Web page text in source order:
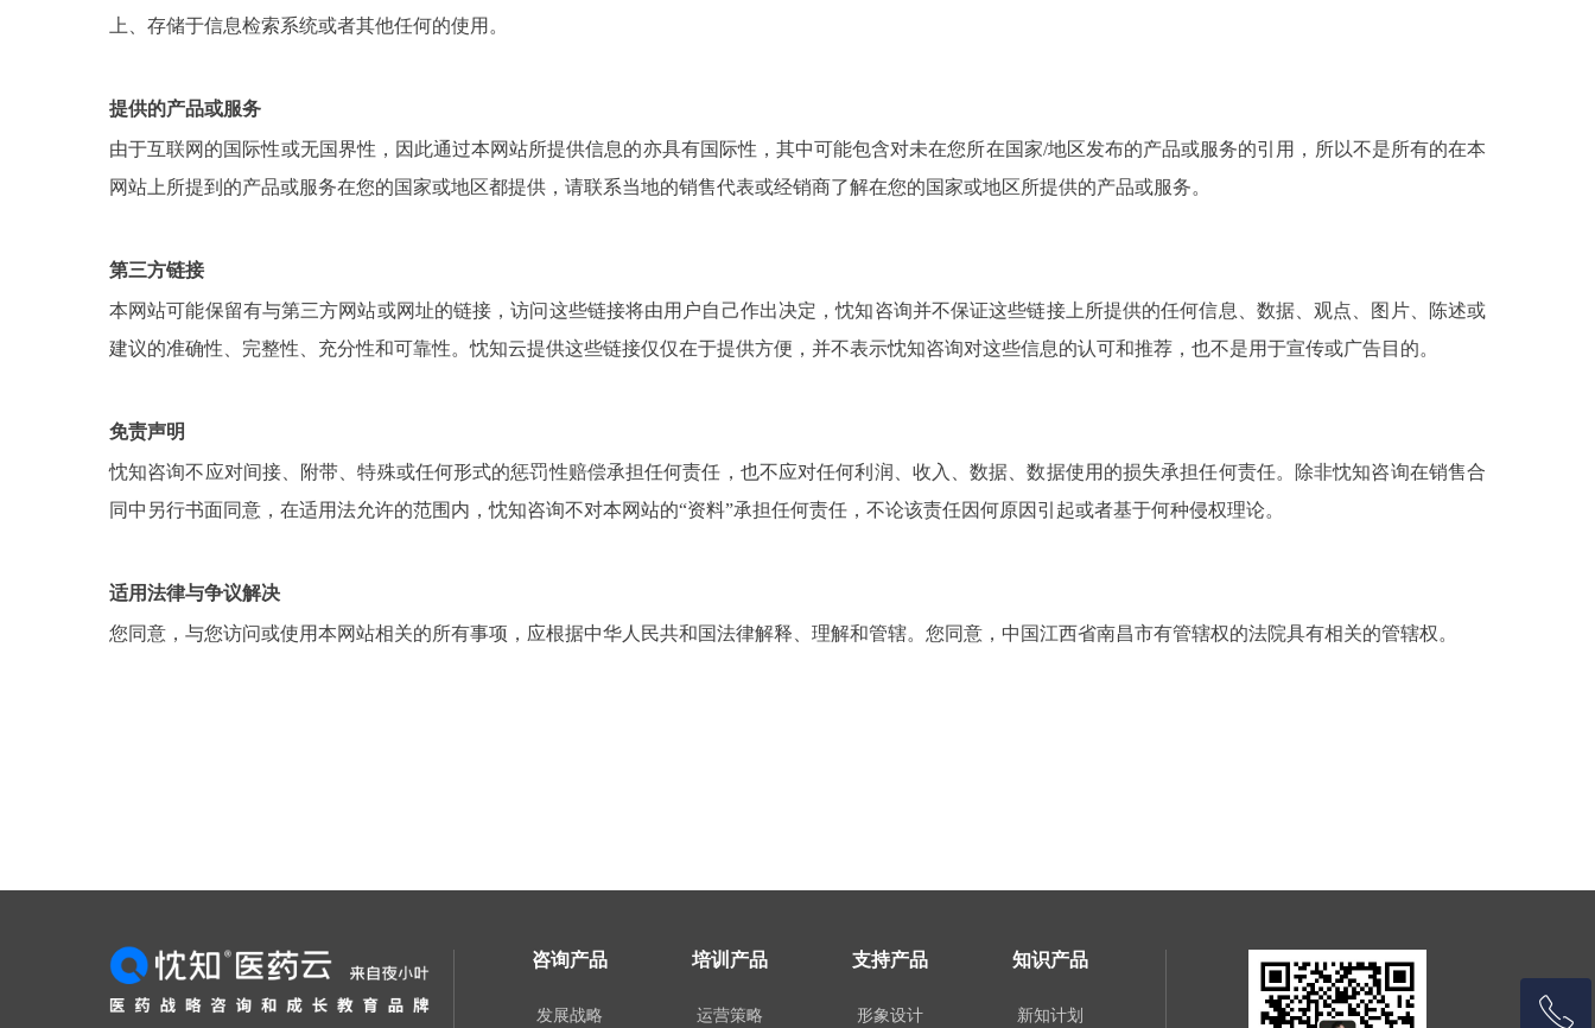
上、存储于信息检索系统或者其他任何的使用。
提供的产品或服务
由于互联网的国际性或无国界性，因此通过本网站所提供信息的亦具有国际性，其中可能包含对未在您所在国家/地区发布的产品或服务的引用，所以不是所有的在本
网站上所提到的产品或服务在您的国家或地区都提供，请联系当地的销售代表或经销商了解在您的国家或地区所提供的产品或服务。
第三方链接
本网站可能保留有与第三方网站或网址的链接，访问这些链接将由用户自己作出决定，忱知咨询并不保证这些链接上所提供的任何信息、数据、观点、图片、陈述或
建议的准确性、完整性、充分性和可靠性。忱知云提供这些链接仅仅在于提供方便，并不表示忱知咨询对这些信息的认可和推荐，也不是用于宣传或广告目的。
免责声明
忱知咨询不应对间接、附带、特殊或任何形式的惩罚性赔偿承担任何责任，也不应对任何利润、收入、数据、数据使用的损失承担任何责任。除非忱知咨询在销售合
同中另行书面同意，在适用法允许的范围内，忱知咨询不对本网站的“资料”承担任何责任，不论该责任因何原因引起或者基于何种侵权理论。
适用法律与争议解决
您同意，与您访问或使用本网站相关的所有事项，应根据中华人民共和国法律解释、理解和管辖。您同意，中国江西省南昌市有管辖权的法院具有相关的管辖权。
发展战略
咨询产品 培训产品 支持产品
形象设计 新知计划
运营策略
知识产品
ꂅ